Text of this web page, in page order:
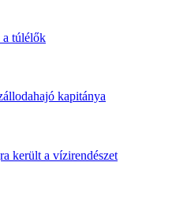
a túlélők
kapitánya
került a vízirendészet